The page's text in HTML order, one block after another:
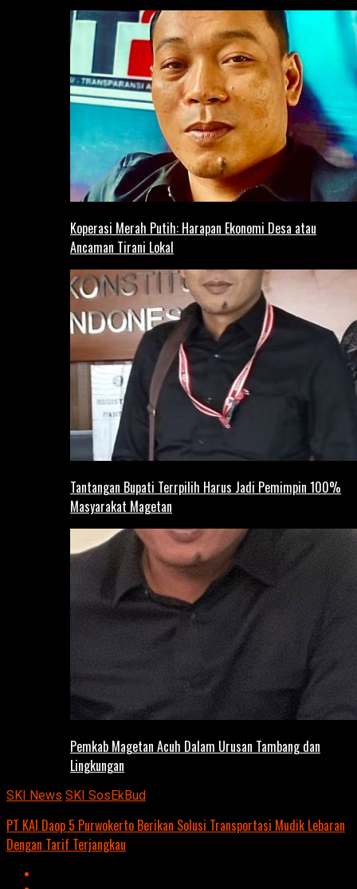
Koperasi Merah Putih: Harapan Ekonomi Desa atau
Ancaman Tirani Lokal
Tantangan Bupati Terrpilih Harus Jadi Pemimpin 100%
Masyarakat Magetan
Pemkab Magetan Acuh Dalam Urusan Tambang dan
Lingkungan
SKI News SKI SosEkBud
PT KAI Daop 5 Purwokerto Berikan Solusi Transportasi Mudik Lebaran
Dengan Tarif Terjangkau